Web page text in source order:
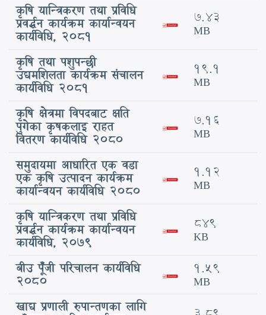
कृषि यान्त्रिकरण तथा प्रविधि
प्रवर्द्धन कार्यक्रम कार्यान्वयन
कार्यविधि, 2081
7.43
MB
कृषि तथा पशुपन्छी
उद्यमशिलता कार्यक्रम संचालन
कार्यविधि 2081
19.1
MB
कृषि क्षेत्रमा विपदबाट क्षति
पुगेका कृषकलाइ राहत
वितरण कार्यविधि 2080
7.16
MB
समुदायमा आधारित एक वडा
एक कृषि उत्पादन कार्यक्रम
कार्यान्वयन कार्यविधि 2080
1.12
MB
कृषि यान्त्रिकरण तथा प्रविधि
प्रवर्द्धन कार्यक्रम कार्यान्वयन
कार्यविधि, २०७९
849
KB
बीउ पूँजी परिचालन कार्यविधि
२०८०
1.59
MB
खाद्य प्रणाली रुपान्तणका लागि